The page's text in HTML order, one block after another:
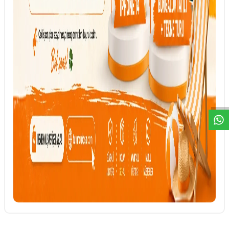
DESTEK